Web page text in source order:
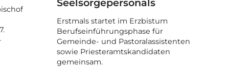
Erstmals startet im Erzbistum
Berufseinführungsphase für
Gemeinde- und Pastoralassistenten
sowie Priesteramtskandidaten
gemeinsam.